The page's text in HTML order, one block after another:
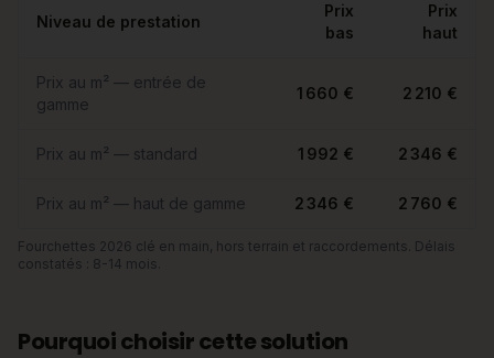
Niveau de prestation
Prix
bas
Prix
haut
Prix au m² — entrée de
gamme
1 660 € 2 210 €
Prix au m² — standard 1 992 € 2 346 €
Prix au m² — haut de gamme 2 346 € 2 760 €
Fourchettes 2026 clé en main, hors terrain et raccordements. Délais
constatés : 8-14 mois.
Pourquoi choisir cette solution